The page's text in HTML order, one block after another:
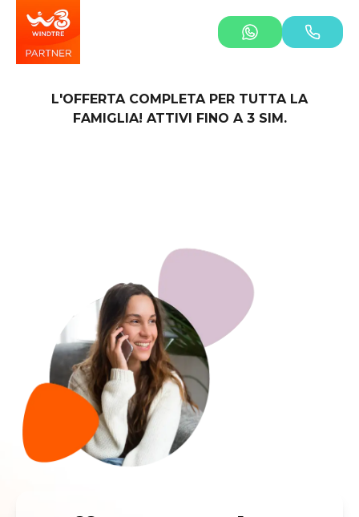
L'OFFERTA COMPLETA PER TUTTA LA
FAMIGLIA! ATTIVI FINO A 3 SIM.